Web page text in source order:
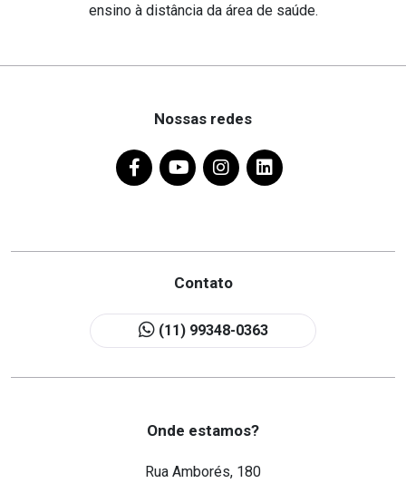
ensino à distância da área de saúde.
Nossas redes
Contato
(11) 99348-0363
Onde estamos?
Rua Amborés, 180